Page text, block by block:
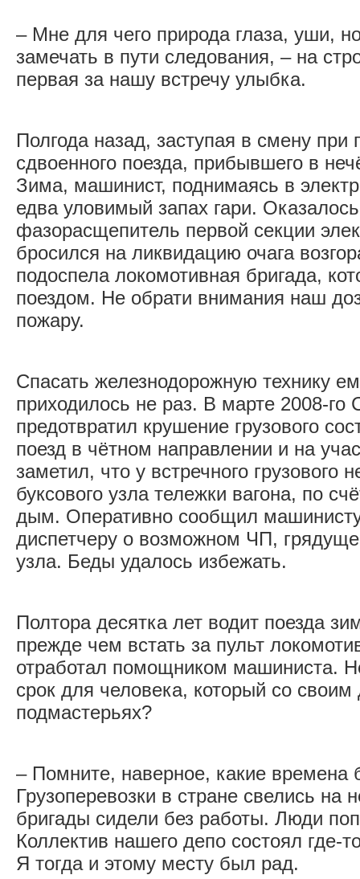
– Мне для чего природа глаза, уши,
замечать в пути следования, – на
первая за нашу встречу улыбка.
Полгода назад, заступая в смену при
сдвоенного поезда, прибывшего в
Зима, машинист, поднимаясь в
едва уловимый запах гари.
фазорасщепитель первой секции
бросился на ликвидацию очага
подоспела локомотивная бригада,
поездом. Не обрати внимания наш
пожару.
Спасать железнодорожную технику
приходилось не раз. В марте 2008-го
предотвратил крушение грузового
поезд в чётном направлении и на
заметил, что у встречного грузового
буксового узла тележки вагона, по
дым. Оперативно сообщил машинисту
диспетчеру о возможном ЧП,
узла. Беды удалось избежать.
Полтора десятка лет водит поезда
прежде чем встать за пульт
отработал помощником машиниста.
срок для человека, который со
подмастерьях?
– Помните, наверное, какие времена
Грузоперевозки в стране свелись на
бригады сидели без работы. Люди
Коллектив нашего депо состоял где-
Я тогда и этому месту был рад.